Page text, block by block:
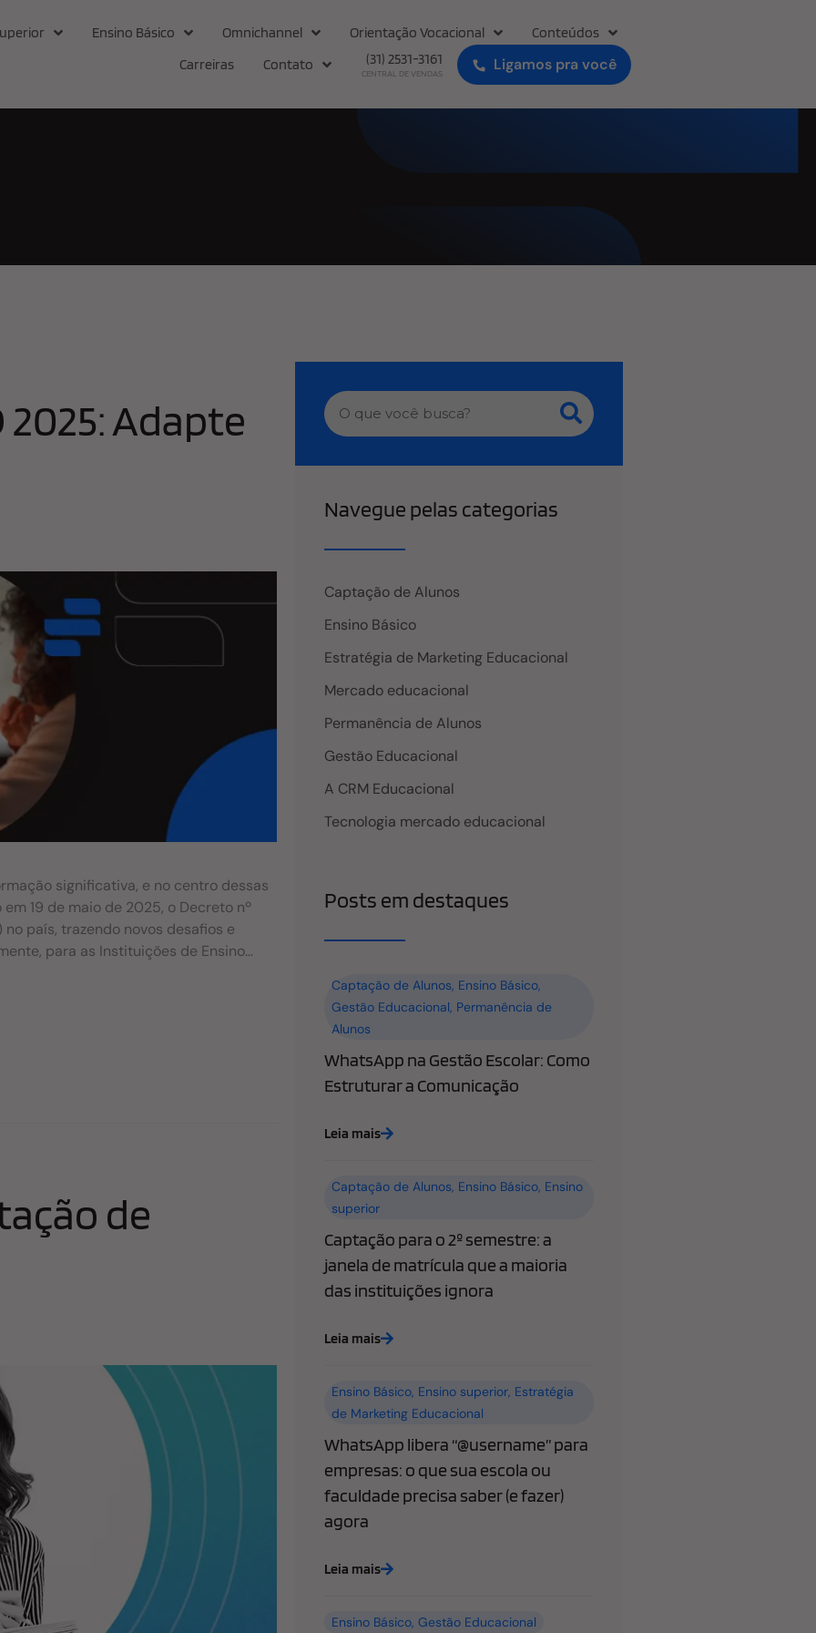
Ensino Básico Omnichannel Orientação Vocacional
Conteúdos
Carreiras
Contato (31) 2531-3161
CENTRAL DE VENDAS Ligamos pra você
Adapte
significativa, e no centro dessas
19 de maio de 2025, o Decreto nº
país, trazendo novos desafios e
para as Instituições de Ensino
para destrinchar cada detalhe do novo
mais importante, como sua
é essa nova lei do EAD?”. Em
de
Navegue pelas categorias
Captação de Alunos
Ensino Básico
Estratégia de Marketing Educacional
Mercado educacional
Permanência de Alunos
Gestão Educacional
A CRM Educacional
Tecnologia mercado educacional
Posts em destaques
Captação de Alunos, Ensino Básico,
Gestão Educacional, Permanência de
Alunos
WhatsApp na Gestão Escolar: Como
Estruturar a Comunicação
Leia mais
Captação de Alunos, Ensino Básico, Ensino
superior
Captação para o 2º semestre: a
janela de matrícula que a maioria
das instituições ignora
Leia mais
Ensino Básico, Ensino superior, Estratégia
de Marketing Educacional
WhatsApp libera “@username” para
empresas: o que sua escola ou
faculdade precisa saber (e fazer)
agora
Leia mais
Ensino Básico, Gestão Educacional